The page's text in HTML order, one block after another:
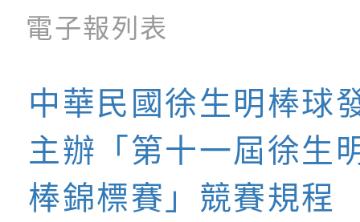
「HELLO新鮮人」
養練習題」、「青少
書會」、「親密關係
坊」、「祖孫樂淘桃
徵件活動」海報
年─青春專案」LED
字稿
為配合政府政策宣導
者權益暨落實保護青
環境
檢送桃園市政府LED
字稿及LCD託播影片
有關桃園市政府家庭
服務資源資訊
檢送桃園市政府LED
字稿及LCD託播影（
函轉有關身心障礙者
電子報列表
中華民國徐生明棒球
主辦「第十一屆徐生
棒錦標賽」競賽規程